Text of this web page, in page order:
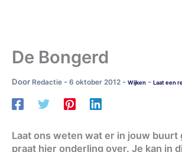
De Bongerd
Door Redactie - 6 oktober 2012 - Wijken - Laat een
Laat ons weten wat er in jouw buurt
praat hier onderling over. Je kan in